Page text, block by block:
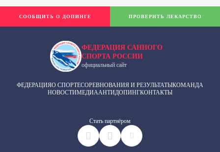
ФЕДЕРАЦИЯ САННОГО
СПОРТА РОССИИ
официальный сайт
ФЕДЕРАЦИЯО СПОРТЕСОРЕВНОВАНИЯ И РЕЗУЛЬТАТЫКОМАНДА
НОВОСТИМЕДИААНТИДОПИНГКОНТАКТЫ
Cтать партнёром
СООБЩИТЬ О ДОПИНГЕ ПРОВЕРИТЬ ЛЕКАРСТВО